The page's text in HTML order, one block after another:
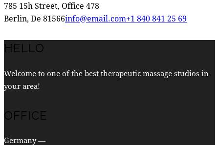
785 15h Street, Office 478
Berlin, De 81566info@email.com+1 840 841 25 69
HELLO
Welcome to one of the best therapeutic massage studios in
your area!
OFFICE
Germany —